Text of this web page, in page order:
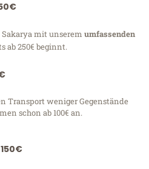
mit unserem umfassenden
ab 250€ beginnt.
Transport weniger Gegenstände
schon ab 100€ an.